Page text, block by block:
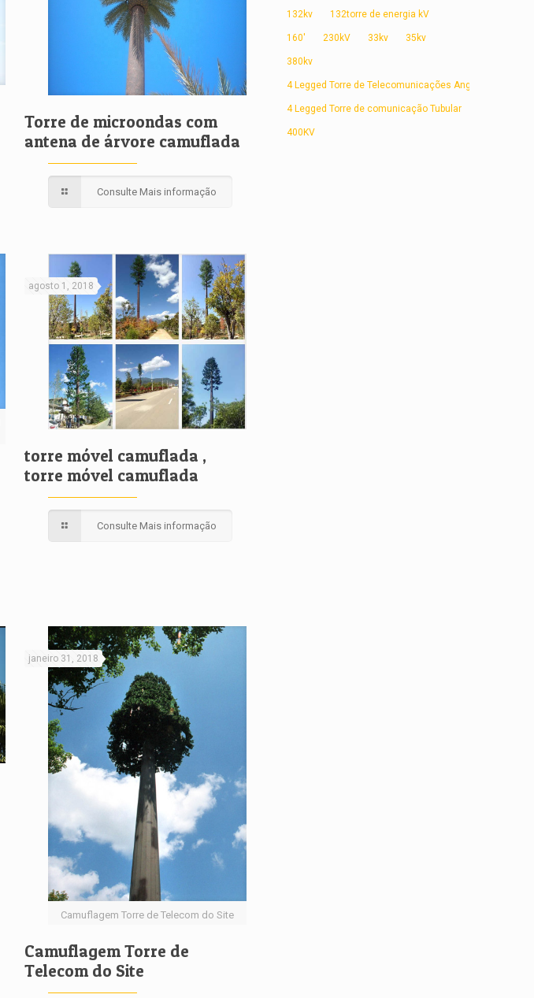
Torre de microondas com
antena de árvore camuflada
Consulte Mais informação
agosto 1, 2018
torre móvel camuflada ,
torre móvel camuflada
Consulte Mais informação
Camuflagem Torre de Telecom do Site
janeiro 31, 2018
Camuflagem Torre de
Telecom do Site
132kv 132torre de energia kV
160' 230kV 33kv 35kv
380kv
4 Legged Torre de Telecomunicações Angular
4 Legged Torre de comunicação Tubular
400KV